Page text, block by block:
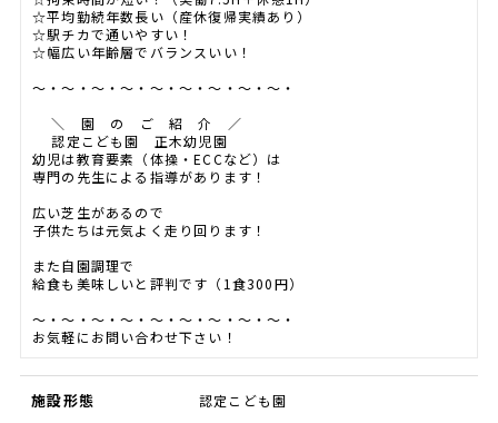
☆平均勤続年数長い（産休復帰実績あり）
☆駅チカで通いやすい！
☆幅広い年齢層でバランスいい！
～・～・～・～・～・～・～・～・～・
＼ 園 の ご 紹 介 ／
認定こども園 正木幼児園
幼児は教育要素（体操・ECCなど）は
専門の先生による指導があります！
広い芝生があるので
子供たちは元気よく走り回ります！
また自園調理で
給食も美味しいと評判です（1食300円）
～・～・～・～・～・～・～・～・～・
お気軽にお問い合わせ下さい！
施設形態 認定こども園